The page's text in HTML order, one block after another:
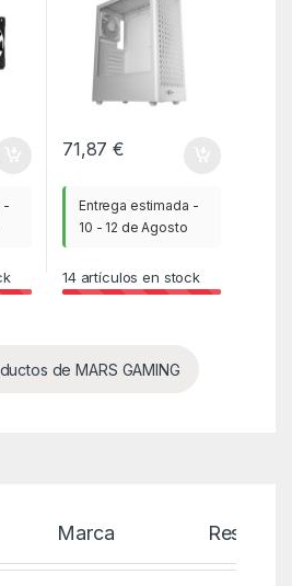
-
71,87€
Entrega estimada -
10 - 12 de Agosto
14artículos en stock
de MARS GAMING
Marca Reseñas